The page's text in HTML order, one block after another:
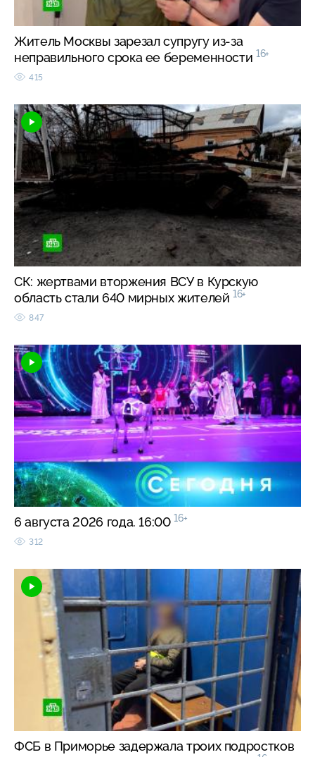
Житель Москвы зарезал супругу из-за
неправильного срока ее беременности 16+
415
СК: жертвами вторжения ВСУ в Курскую
область стали 640 мирных жителей 16+
847
6 августа 2026 года. 16:00 16+
312
ФСБ в Приморье задержала троих подростков